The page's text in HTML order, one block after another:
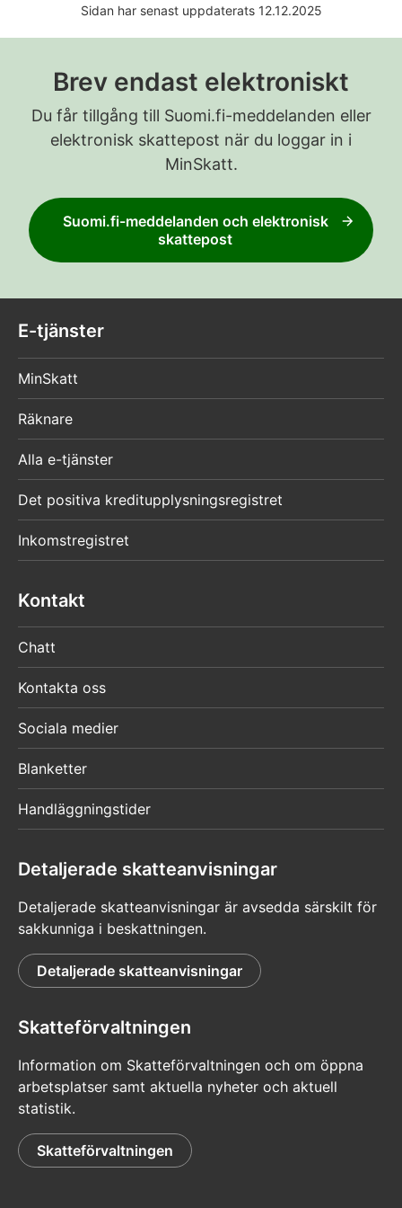
att du omfattas av socialskyddet i din
hemviststat). Du kan få ett A1-intyg från
EU- eller EES-land, Storbritannien eller
Du kan boka tid genom att ringa
servicenumret 029 497 010 (från utlandet
Skatteförvaltningen ser till att dina
skatteärenden blir rätt. Du får ett skattekort
eller instruktioner för betalning av
Serviceställen där du kan få en finländsk
personbeteckning.
4
BETALA SKATTERNA
Skattekort: arbetsgivaren tar ut skatten på
Om du får ett skattekort ska du ge det till din
din lön enligt skattesatsen på skattekortet.
Förskottsskatt: betala skatterna själv
Om du betalar skatterna som förskottsskatt
får du anvisningar för betalning från
skattebyrån eller senare per post. Du ska
betala skatterna i rater på
Skatteförvaltningens konto under arbetsåret.
med skatteprocenträknaren
Exempel på skattesatser
Lämna skattedeklaration i
Finland
När du vistas i Finland i över 6 månader ska du lämna
in en skattedeklaration i Finland. Du får en
Sidan har senast uppdaterats 12.12.2025
Brev endast elektroniskt
Du får tillgång till Suomi.fi-meddelanden eller
elektronisk skattepost när du loggar in i
MinSkatt.
Suomi.fi-meddelanden och elektronisk
skattepost
E-tjänster
MinSkatt
Räknare
Alla e-tjänster
Det positiva kreditupplysningsregistret
Inkomstregistret
Kontakt
Chatt
Kontakta oss
Sociala medier
Blanketter
Handläggningstider
Detaljerade skatteanvisningar
Detaljerade skatteanvisningar är avsedda särskilt för
sakkunniga i beskattningen.
Detaljerade skatteanvisningar
Skatteförvaltningen
Information om Skatteförvaltningen och om öppna
arbetsplatser samt aktuella nyheter och aktuell
statistik.
Skatteförvaltningen